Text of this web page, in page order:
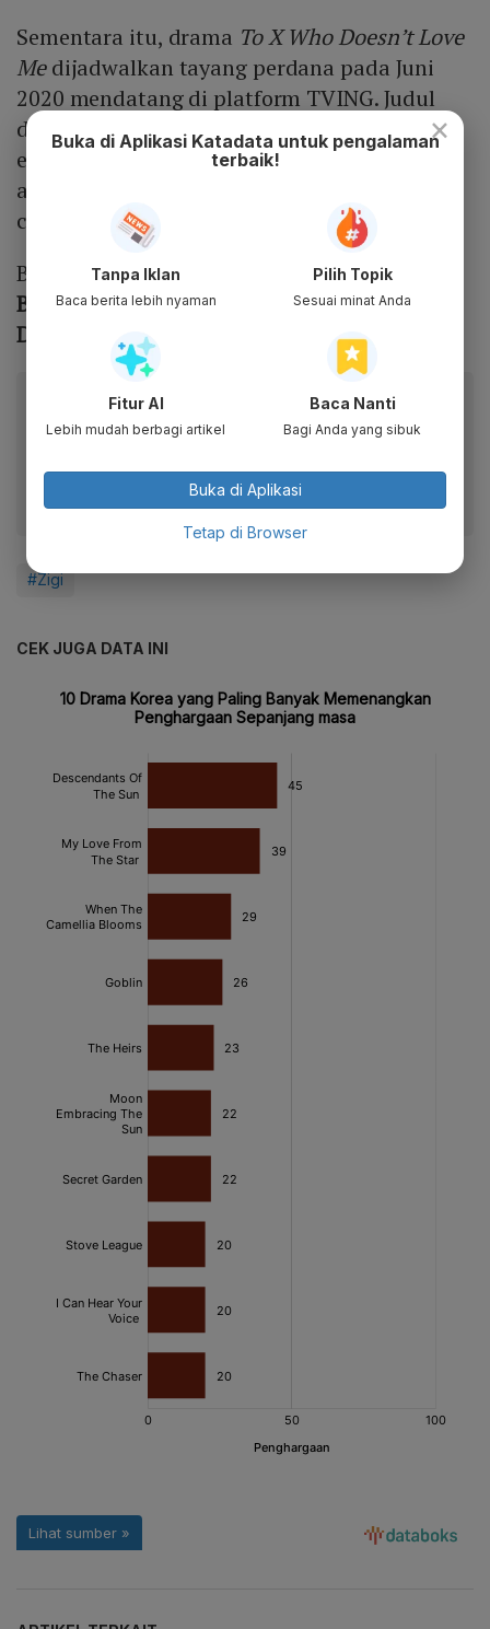
Sementara itu, drama To X Who Doesn’t Love
Medijadwalkan tayang perdana pada Juni
2020 mendatang di platform TVING. Judul
drama masih bisa berganti dan total
episodenya belum dikonfirmasi. Proyek
akting ini akan menandakan sebagai
comeback Doyoung NCT sebagai aktor.
Baca Juga:Alasan Drama Jaehyun NCT
Bungee Jumping of Their Own Batal
Diproduksi
Baca artikel ini lewat aplikasi mobile.
Dapatkan pengalaman membaca lebih nyaman dan nikmati
#Zigi
CEK JUGA DATA INI
×
Buka di Aplikasi Katadata untuk pengalaman
terbaik!
Tanpa Iklan
Baca berita lebih nyaman
Pilih Topik
Sesuai minat Anda
Fitur AI
Lebih mudah berbagi artikel
Baca Nanti
Bagi Anda yang sibuk
Buka di Aplikasi
Tetap di Browser